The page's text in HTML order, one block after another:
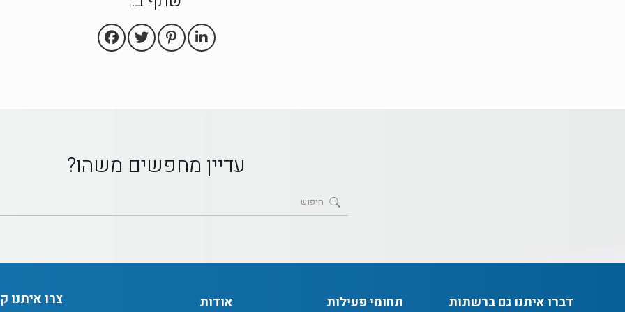
עדיין מחפשים משהו?
דברו איתנו גם ברשתות
תחומי פעילות אודות צרו איתנו